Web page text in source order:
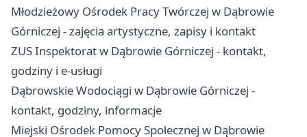
Młodzieżowy Ośrodek Pracy Twórczej w Dąbrowie
Górniczej - zajęcia artystyczne, zapisy i kontakt
ZUS Inspektorat w Dąbrowie Górniczej - kontakt,
godziny i e-usługi
Dąbrowskie Wodociągi w Dąbrowie Górniczej -
kontakt, godziny, informacje
Miejski Ośrodek Pomocy Społecznej w Dąbrowie